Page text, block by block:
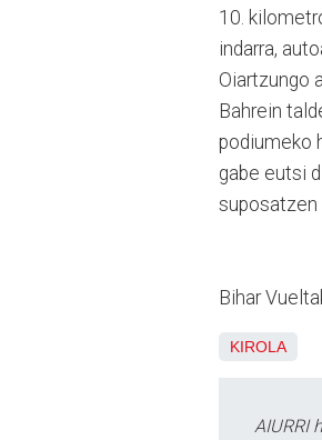
10.
indarra,
Oiartzungo
Bahrein
podiumeko
gabe eutsi
suposatzen
Bihar
KIROLA
AIURRI